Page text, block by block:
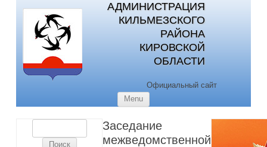
АДМИНИСТРАЦИЯ
КИЛЬМЕЗСКОГО
РАЙОНА
КИРОВСКОЙ
ОБЛАСТИ
Официальный сайт
Menu
Заседание
межведомственной